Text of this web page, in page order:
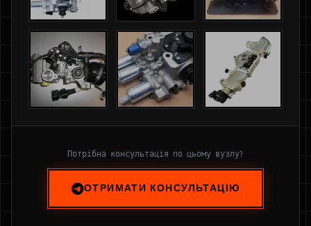
Потрібна консультація по цьому вузлу?
ОТРИМАТИ КОНСУЛЬТАЦІЮ